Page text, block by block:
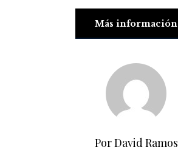
Más información
Por David Ramos